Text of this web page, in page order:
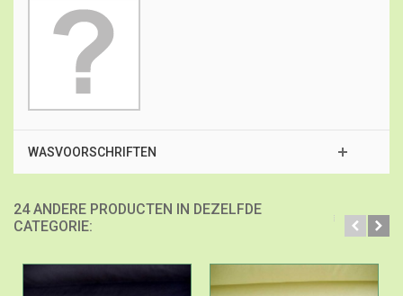
WASVOORSCHRIFTEN
24 ANDERE PRODUCTEN IN DEZELFDE
CATEGORIE: